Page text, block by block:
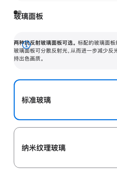
玻璃面板
两种抗反射玻璃面板可选。 标配的玻璃面板
玻璃面板可分散反射光，从而进一步减少反
持出色画质。
展
开
标准玻璃
纳米纹理玻璃